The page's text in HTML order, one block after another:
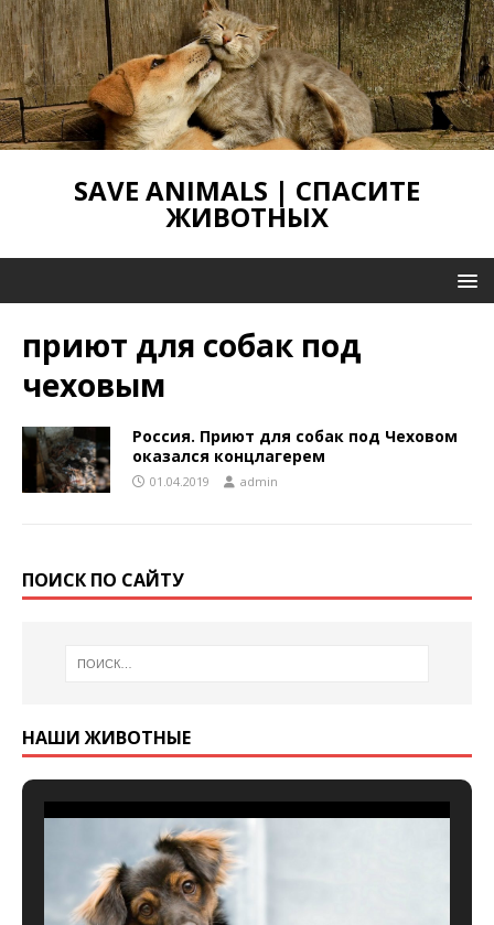
SAVE ANIMALS | СПАСИТЕ
ЖИВОТНЫХ
приют для собак под
чеховым
Россия. Приют для собак под Чеховом
оказался концлагерем
01.04.2019 admin
ПОИСК ПО САЙТУ
НАШИ ЖИВОТНЫЕ